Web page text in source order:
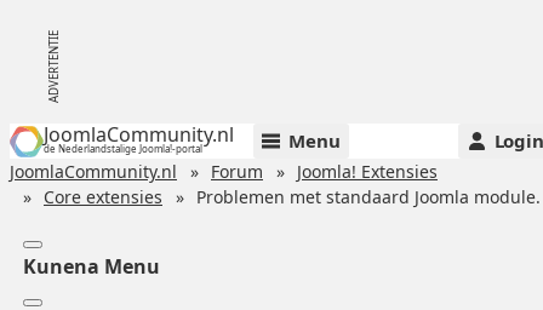
JoomlaCommunity.nl
de Nederlandstalige Joomla!-portal Menu Login
JoomlaCommunity.nl Forum
Joomla! Extensies
Core extensies
Problemen met standaard Joomla module.
Kunena Menu